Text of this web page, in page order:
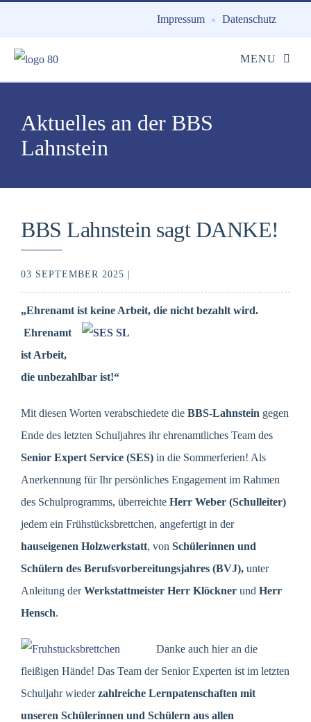
Impressum Datenschutz
Aktuelles an der BBS
Lahnstein
BBS Lahnstein sagt DANKE!
03 SEPTEMBER 2025 |
„Ehrenamt ist keine Arbeit, die nicht bezahlt wird.
Ehrenamt
ist Arbeit,
die unbezahlbar ist!“
Mit diesen Worten verabschiedete die BBS-Lahnstein gegen
Ende des letzten Schuljahres ihr ehrenamtliches Team des
Senior Expert Service (SES) in die Sommerferien! Als
Anerkennung für Ihr persönliches Engagement im Rahmen
des Schulprogramms, überreichte Herr Weber (Schulleiter)
jedem ein Frühstücksbrettchen, angefertigt in der
hauseigenen Holzwerkstatt, von Schülerinnen und
Schülern des Berufsvorbereitungsjahres (BVJ), unter
Anleitung derWerkstattmeister Herr Klöckner und Herr
Hensch.
Danke auch hier an die
fleißigen Hände! Das Team der Senior Experten ist im letzten
Schuljahr wiederzahlreiche Lernpatenschaften mit
unseren Schülerinnen und Schülern aus allen